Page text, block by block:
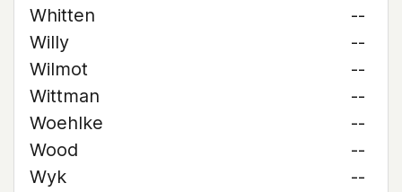
Whitten
--
Willy
--
Wilmot
--
Wittman
--
Woehlke
--
Wood
--
Wyk
--